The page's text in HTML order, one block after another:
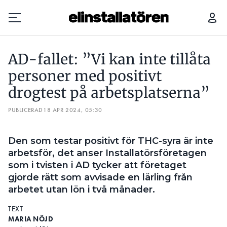
Prenumerera
Hantera prenumeration
Annonsera
Läs E-tidningen
Kontakt
Personuppgifter
AD-fallet: ”Vi kan inte tillåta
personer med positivt
drogtest på arbetsplatserna”
PUBLICERAD 18 APR 2024, 05:30
Den som testar positivt för THC-syra är inte
arbetsför, det anser Installatörsföretagen
som i tvisten i AD tycker att företaget
gjorde rätt som avvisade en lärling från
arbetet utan lön i två månader.
TEXT
MARIA NÖJD
”VI